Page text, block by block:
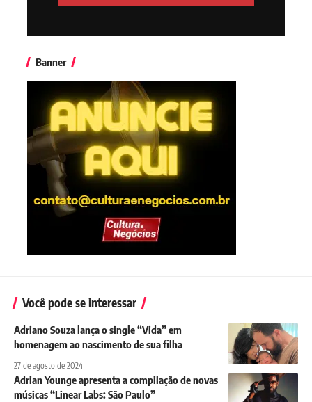
Banner
Você pode se interessar
Adriano Souza lança o single “Vida” em
homenagem ao nascimento de sua filha
27 de agosto de 2024
Adrian Younge apresenta a compilação de novas
músicas “Linear Labs: São Paulo”